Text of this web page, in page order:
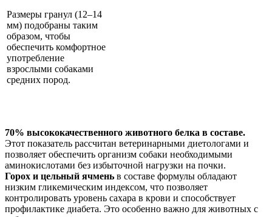
Размеры гранул (12–14
мм) подобраны таким
образом, чтобы
обеспечить комфортное
употребление
взрослыми собаками
средних пород.
70% высококачественного животного белка в составе.
Этот показатель рассчитан ветеринарными диетологами и
позволяет обеспечить организм собаки необходимыми
аминокислотами без избыточной нагрузки на почки.
Горох и цельный ячмень в составе формулы обладают
низким гликемическим индексом, что позволяет
контролировать уровень сахара в крови и способствует
профилактике диабета. Это особенно важно для животных с